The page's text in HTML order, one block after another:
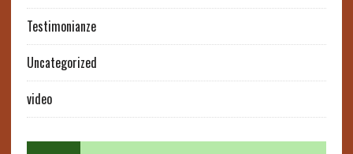
Testimonianze
Uncategorized
video